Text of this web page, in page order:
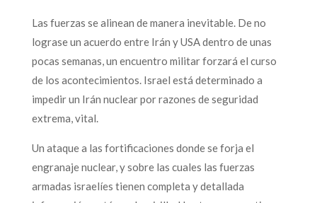
Las fuerzas se alinean de manera inevitable. De no
lograse un acuerdo entre Irán y USA dentro de unas
pocas semanas, un encuentro militar forzará el curso
de los acontecimientos. Israel está determinado a
impedir un Irán nuclear por razones de seguridad
extrema, vital.
Un ataque a las fortificaciones donde se forja el
engranaje nuclear, y sobre las cuales las fuerzas
armadas israelíes tienen completa y detallada